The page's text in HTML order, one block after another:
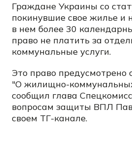
Граждане Украины со
покинувшие свое жилье
в нем более 30
право не платить за
коммунальные услуги.
Это право предусмотрено
"О жилищно-
сообщил глава
вопросам защиты ВПЛ
своем ТГ-канале.